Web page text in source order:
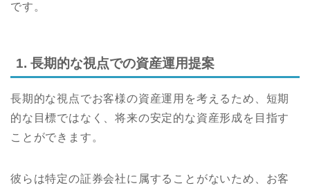
です。
1. 長期的な視点での資産運用提案
長期的な視点でお客様の資産運用を考えるため、短期
的な目標ではなく、将来の安定的な資産形成を目指す
ことができます。
彼らは特定の証券会社に属することがないため、お客